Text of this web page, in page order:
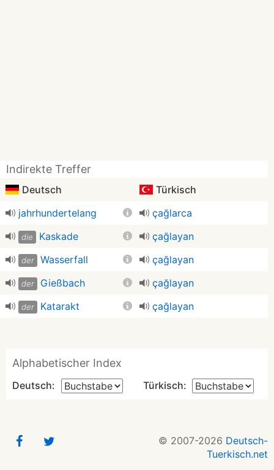
Indirekte Treffer
Deutsch
Türkisch
jahrhundertelang
çağlarca
die Kaskade çağlayan
der Wasserfall çağlayan
der Gieß­bach çağlayan
der Katarakt çağlayan
Alphabetischer Index
Deutsch: Türkisch:
© 2007-2026 Deutsch-
Tuerkisch.net